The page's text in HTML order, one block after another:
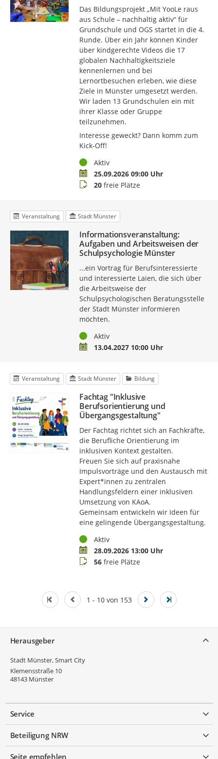
Das Bildungsprojekt „Mit YooLe raus
aus Schule – nachhaltig aktiv“ für
Grundschule und OGS startet in die 4.
Runde. Über ein Jahr können Kinder
über kindgerechte Videos die 17
globalen Nachhaltigkeitsziele
kennenlernen und bei
Lernortbesuchen erleben, wie diese
Ziele in Münster umgesetzt werden.
Wir laden 13 Grundschulen ein mit
ihrer Klasse oder Gruppe
teilzunehmen.
Interesse geweckt? Dann komm zum
Kick-Off!
StatusAktiv
Termin25.09.2026 09:00 Uhr
Buchungsstatus
20freie Plätze
Veranstaltung Stadt Münster
Informationsveranstaltung:
Aufgaben und Arbeitsweisen der
Schulpsychologie Münster
...ein Vortrag für Berufsinteressierte
und interessierte Laien, die sich über
die Arbeitsweise der
Schulpsychologischen Beratungsstelle
der Stadt Münster informieren
möchten.
StatusAktiv
Termin13.04.2027 10:00 Uhr
Veranstaltung Stadt Münster Bildung
Fachtag "Inklusive
Berufsorientierung und
Übergangsgestaltung"
Der Fachtag richtet sich an Fachkräfte,
die Berufliche Orientierung im
inklusiven Kontext gestalten.
Freuen Sie sich auf praxisnahe
Impulsvorträge und den Austausch mit
Expert*innen zu zentralen
Handlungsfeldern einer inklusiven
Umsetzung von KAoA.
Gemeinsam entwickeln wir Ideen für
eine gelingende Übergangsgestaltung.
StatusAktiv
Termin28.09.2026 13:00 Uhr
Buchungsstatus
56freie Plätze
1 - 10 von 153
Herausgeber
Stadt Münster, Smart City
Klemensstraße 10
48143 Münster
Service
Beteiligung NRW
Seite empfehlen